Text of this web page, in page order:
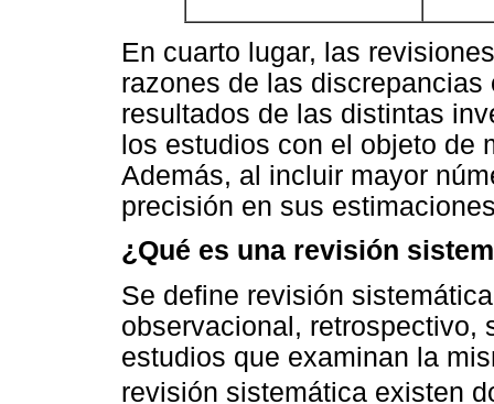
En cuarto lugar, las
razones de las
resultados de las distintas
los estudios con el objeto de
Además, al incluir mayor
precisión en sus
¿Qué es una revisión
Se define revisión
observacional, retrospectivo,
estudios que examinan la
revisión sistemática existen